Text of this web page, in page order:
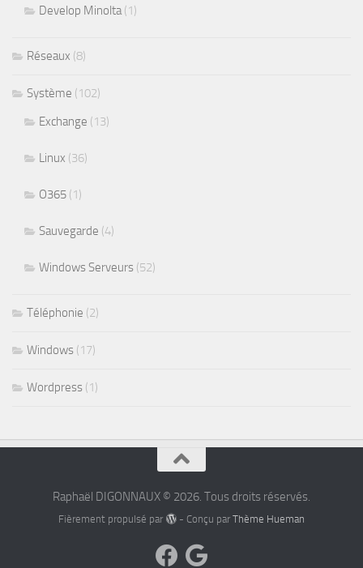
Develop Minolta (1)
Réseaux (8)
Système (102)
Exchange (13)
Linux (36)
O365 (1)
Sauvegarde (4)
Windows Serveurs (52)
Téléphonie (2)
Windows (17)
Wordpress (1)
Raphaël DIGONNAUX © 2026. Tous droits réservés.
Fièrement propulsé par - Conçu par Thème Hueman